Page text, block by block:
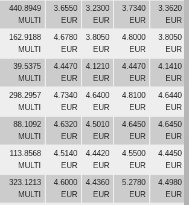
440.8949
MULTI
3.6550
EUR
3.2300
EUR
3.7340
EUR
3.3620
EUR
162.9188
MULTI
4.6780
EUR
3.8050
EUR
4.8000
EUR
3.8050
EUR
39.5375
MULTI
4.4470
EUR
4.1210
EUR
4.4470
EUR
4.1410
EUR
298.2957
MULTI
4.7340
EUR
4.6400
EUR
4.8100
EUR
4.6440
EUR
88.1092
MULTI
4.6320
EUR
4.5010
EUR
4.6450
EUR
4.6450
EUR
113.8568
MULTI
4.5140
EUR
4.4420
EUR
4.5500
EUR
4.4450
EUR
323.1213
MULTI
4.6000
EUR
4.4360
EUR
5.2780
EUR
4.4980
EUR